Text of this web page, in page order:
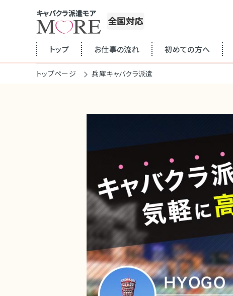
キャバクラ派遣モア
全国対応
トップ お仕事の流れ 初めての方へ
トップページ 兵庫キャバクラ派遣